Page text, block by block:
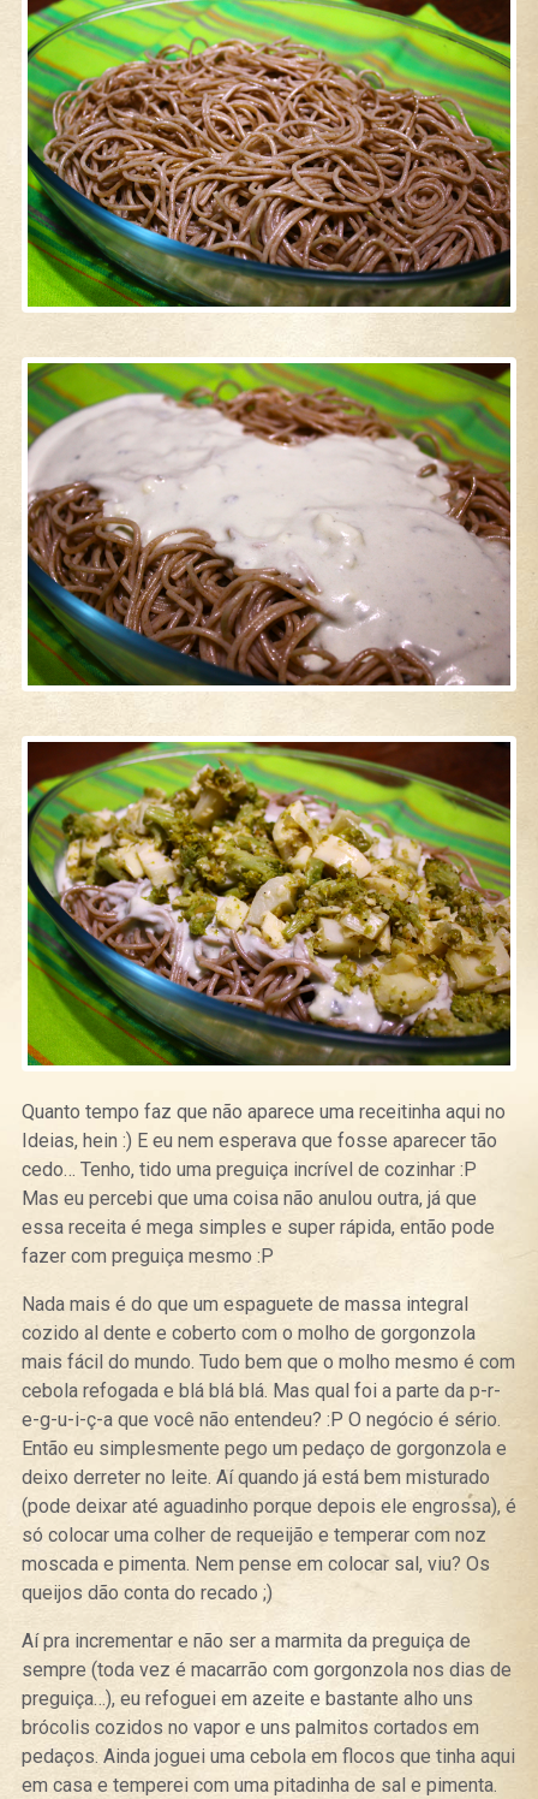
Quanto tempo faz que não aparece uma receitinha aqui no
Ideias, hein :) E eu nem esperava que fosse aparecer tão
cedo… Tenho, tido uma preguiça incrível de cozinhar :P
Mas eu percebi que uma coisa não anulou outra, já que
essa receita é mega simples e super rápida, então pode
fazer com preguiça mesmo :P
Nada mais é do que um espaguete de massa integral
cozido al dente e coberto com o molho de gorgonzola
mais fácil do mundo. Tudo bem que o molho mesmo é com
cebola refogada e blá blá blá. Mas qual foi a parte da p-r-
e-g-u-i-ç-a que você não entendeu? :P O negócio é sério.
Então eu simplesmente pego um pedaço de gorgonzola e
deixo derreter no leite. Aí quando já está bem misturado
(pode deixar até aguadinho porque depois ele engrossa), é
só colocar uma colher de requeijão e temperar com noz
moscada e pimenta. Nem pense em colocar sal, viu? Os
queijos dão conta do recado ;)
Aí pra incrementar e não ser a marmita da preguiça de
sempre (toda vez é macarrão com gorgonzola nos dias de
preguiça…), eu refoguei em azeite e bastante alho uns
brócolis cozidos no vapor e uns palmitos cortados em
pedaços. Ainda joguei uma cebola em flocos que tinha aqui
em casa e temperei com uma pitadinha de sal e pimenta.